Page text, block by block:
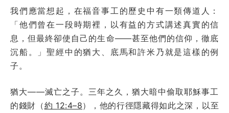
我們應當想起，在福音事工的歷史中有一類傳道人：
「他們曾在一段時期裡，以有益的方式講述真實的信
息，但最終卻使自己的生命——甚至他們的信仰，徹底
沉船。」聖經中的猶大、底馬和許米乃就是這樣的例
子。
猶大——滅亡之子。三年之久，猶大暗中偷取耶穌事工
的錢財（約 12:4–8），他的行徑隱藏得如此之深，以至